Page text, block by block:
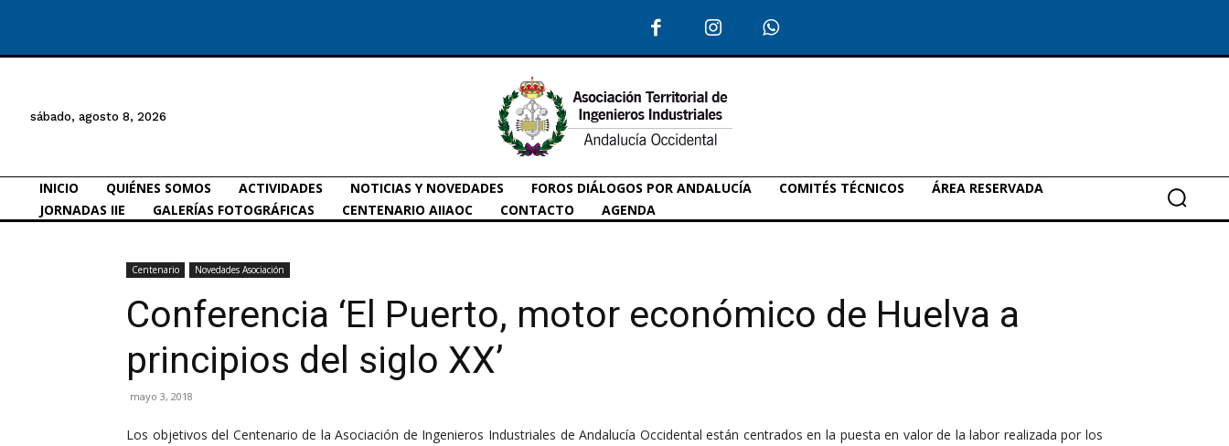
sábado, agosto 8, 2026
INICIO QUIÉNES SOMOS ACTIVIDADES NOTICIAS Y NOVEDADES FOROS DIÁLOGOS POR ANDALUCÍA COMITÉS TÉCNICOS
ÁREA RESERVADA
JORNADAS IIE
GALERÍAS FOTOGRÁFICAS CENTENARIO AIIAOC CONTACTO AGENDA
Centenario Novedades Asociación
Conferencia ‘El Puerto, motor económico de Huelva a
principios del siglo XX’
mayo 3, 2018
Los objetivos del Centenario de la Asociación de Ingenieros Industriales de Andalucía Occidental están centrados en la puesta en valor de la labor realizada por los